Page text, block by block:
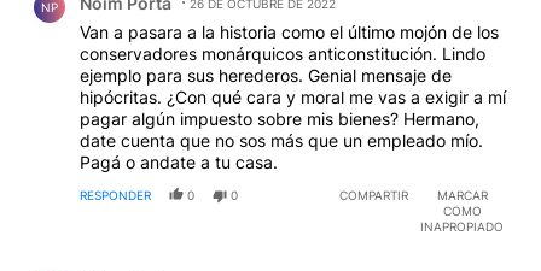
NP 26 DE OCTUBRE DE 2022
Van a pasara a la historia como el último mojón de los
conservadores monárquicos anticonstitución. Lindo
ejemplo para sus herederos. Genial mensaje de
hipócritas. ¿Con qué cara y moral me vas a exigir a mí
pagar algún impuesto sobre mis bienes? Hermano,
date cuenta que no sos más que un empleado mío.
Pagá o andate a tu casa.
RESPONDER 0 0 COMPARTIR
MARCAR
COMO
INAPROPIADO